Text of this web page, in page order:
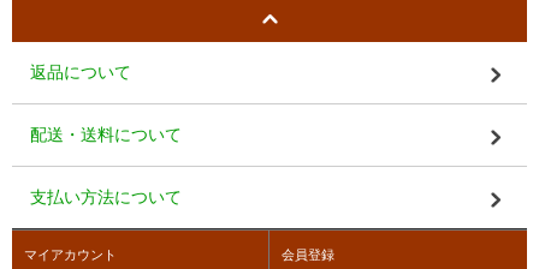
返品について
配送・送料について
支払い方法について
マイアカウント 会員登録